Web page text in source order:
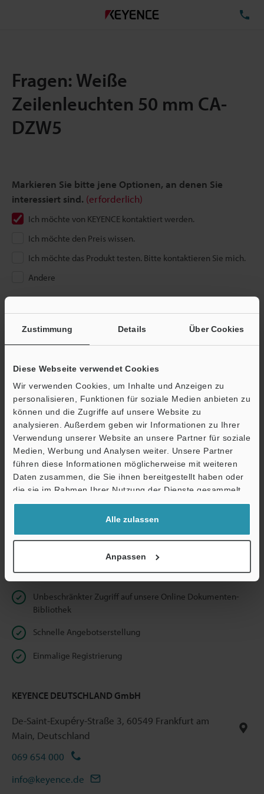
Zustimmung Details Über Cookies
Diese Webseite verwendet Cookies
Wir verwenden Cookies, um Inhalte und Anzeigen zu
personalisieren, Funktionen für soziale Medien anbieten zu
können und die Zugriffe auf unsere Website zu
analysieren. Außerdem geben wir Informationen zu Ihrer
Verwendung unserer Website an unsere Partner für soziale
Medien, Werbung und Analysen weiter. Unsere Partner
führen diese Informationen möglicherweise mit weiteren
Daten zusammen, die Sie ihnen bereitgestellt haben oder
die sie im Rahmen Ihrer Nutzung der Dienste gesammelt
haben.
Alle zulassen
Anpassen
Fragen: Weiße
Zeilenleuchten 50 mm CA-
DZW5
Markieren Sie bitte jene Optionen, an denen Sie
interessiert sind. (erforderlich)
Ich möchte von KEYENCE kontaktiert werden.
Ich möchte den Preis wissen.
Ich möchte das Produkt testen. Bitte kontaktieren Sie mich.
Andere
Sofern für die eingegebene E-Mail-Adresse ein Web-Account
kostenlose Registrierung im nächsten Schritt abschließen.
E-Mail-Adresse (erforderlich)
Weiter
Datenschutz ist uns wichtig - Ihre Daten werden niemals
Datenschutz
Vorteile für registrierte Mitglieder
Unbeschränkter Zugriff auf unsere Online Dokumenten-
Bibliothek
Schnelle Angebotserstellung
Einmalige Registrierung
KEYENCE DEUTSCHLAND GmbH
De-Saint-Exupéry-Straße 3, 60549 Frankfurt am
Main, Deutschland
069 654 000
info@keyence.de